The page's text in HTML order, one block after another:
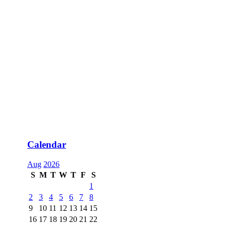
Calendar
Aug 2026
S M T W T F
S
1
2
3 4 5 6 7
8
9
10 11 12 13 14 15
16 17 18 19 20 21 22